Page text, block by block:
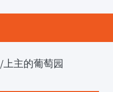
/上主的葡萄园